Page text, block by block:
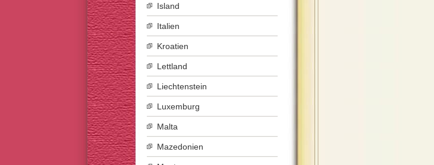
Island
Italien
Kroatien
Lettland
Liechtenstein
Luxemburg
Malta
Mazedonien